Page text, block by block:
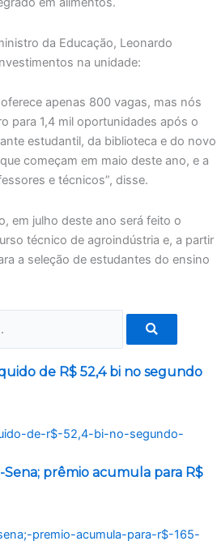
da Educação, Leonardo
na unidade:
apenas 800 vagas, mas nós
para 1,4 mil oportunidades após o
estudantil, da biblioteca e do novo
começam em maio deste ano, e a
e técnicos”, disse.
em julho deste ano será feito o
técnico de agroindústria e, a partir
a seleção de estudantes do ensino
de R$ 52,4 bi no segundo
prêmio acumula para R$